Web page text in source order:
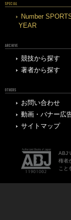
SPECIAL
Number
YEAR
ARCHIVE
競技から探す
著者から探す
OTHERS
お問い合わせ
動画・バナー広
サイトマップ
ABJ
権者
こと